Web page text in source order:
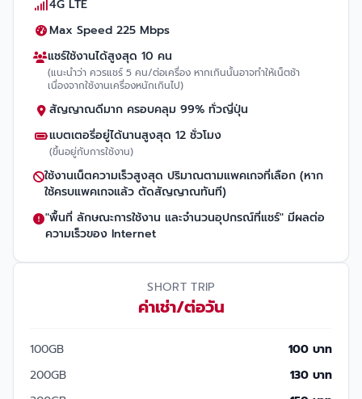
4G LTE
Max Speed 225 Mbps
แชร์ใช้งานได้สูงสุด 10 คน
(แนะนำว่า ควรแชร์ 5 คน/ต่อเครื่อง หากเกินนั้นอาจทำให้เน็ตช้า
เนื่องจากใช้งานเครื่องหนักเกินไป)
สัญญาณดีมาก ครอบคลุม 99% ทั่วญี่ปุ่น
แบตเตอรี่อยู่ได้นานสูงสุด 12 ชั่วโมง
(ขึ้นอยู่กับการใช้งาน)
ใช้งานเน็ตความเร็วสูงสุด ปริมาณตามแพคเกจที่เลือก (หาก
ใช้ครบแพคเกจแล้ว ตัดสัญญาณทันที)
"พื้นที่ ลักษณะการใช้งาน และจำนวนอุปกรณ์ที่แชร์" มีผลต่อ
ความเร็วของ Internet
SHORT TRIP
ค่าเช่า/ต่อวัน
100GB
100 บาท
200GB
130 บาท